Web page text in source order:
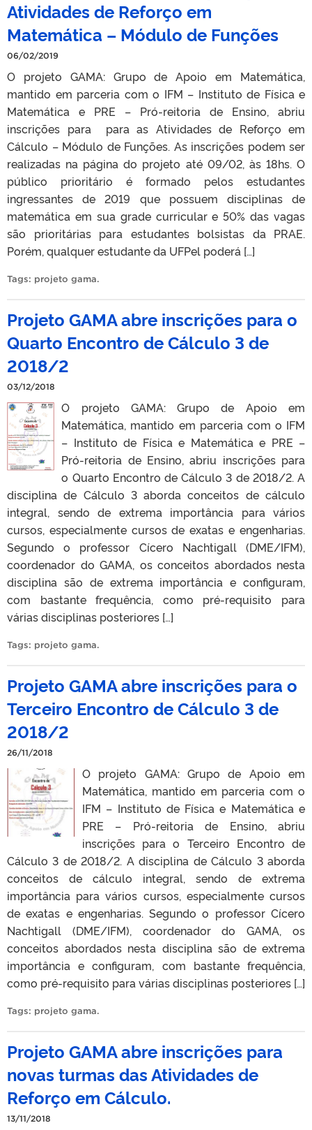
Atividades de Reforço em
Matemática – Módulo de Funções
06/02/2019
O projeto GAMA: Grupo de Apoio em Matemática,
mantido em parceria com o IFM – Instituto de Física e
Matemática e PRE – Pró-reitoria de Ensino, abriu
inscrições para para as Atividades de Reforço em
Cálculo – Módulo de Funções. As inscrições podem ser
realizadas na página do projeto até 09/02, às 18hs. O
público prioritário é formado pelos estudantes
ingressantes de 2019 que possuem disciplinas de
matemática em sua grade curricular e 50% das vagas
são prioritárias para estudantes bolsistas da PRAE.
Porém, qualquer estudante da UFPel poderá […]
Tags: projeto gama.
Projeto GAMA abre inscrições para o
Quarto Encontro de Cálculo 3 de
2018/2
03/12/2018
O projeto GAMA: Grupo de Apoio em
Matemática, mantido em parceria com o IFM
– Instituto de Física e Matemática e PRE –
Pró-reitoria de Ensino, abriu inscrições para
o Quarto Encontro de Cálculo 3 de 2018/2. A
disciplina de Cálculo 3 aborda conceitos de cálculo
integral, sendo de extrema importância para vários
cursos, especialmente cursos de exatas e engenharias.
Segundo o professor Cícero Nachtigall (DME/IFM),
coordenador do GAMA, os conceitos abordados nesta
disciplina são de extrema importância e configuram,
com bastante frequência, como pré-requisito para
várias disciplinas posteriores […]
Tags: projeto gama.
Projeto GAMA abre inscrições para o
Terceiro Encontro de Cálculo 3 de
2018/2
26/11/2018
O projeto GAMA: Grupo de Apoio em
Matemática, mantido em parceria com o
IFM – Instituto de Física e Matemática e
PRE – Pró-reitoria de Ensino, abriu
inscrições para o Terceiro Encontro de
Cálculo 3 de 2018/2. A disciplina de Cálculo 3 aborda
conceitos de cálculo integral, sendo de extrema
importância para vários cursos, especialmente cursos
de exatas e engenharias. Segundo o professor Cícero
Nachtigall (DME/IFM), coordenador do GAMA, os
conceitos abordados nesta disciplina são de extrema
importância e configuram, com bastante frequência,
como pré-requisito para várias disciplinas posteriores […]
Tags: projeto gama.
Projeto GAMA abre inscrições para
novas turmas das Atividades de
Reforço em Cálculo.
13/11/2018